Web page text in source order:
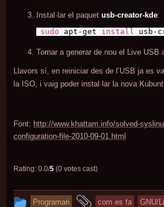
Instal·lar el paquet usb-creator-kde:
sudo
apt-get install usb-
Tornar a generar de nou el Live USB
Llavors sí, en reiniciar des de l’USB ja es
la ISO, i vaig poder instal·lar la nova
Font: http://www.khattam.info/solved-
configuration-file-2010-09-01.html
Rating: 0.0/5 (0 votes cast)
This
Programari
and
com es fa GNU/